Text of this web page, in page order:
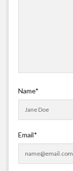
Name*
Email*